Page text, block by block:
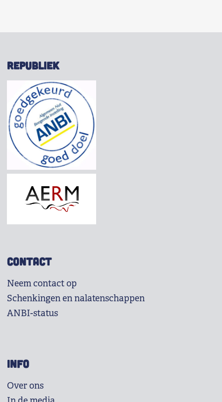
REPUBLIEK
CONTACT
Neem contact op
Schenkingen en nalatenschappen
ANBI-status
INFO
Over ons